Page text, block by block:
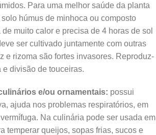
Para uma melhor saúde da planta
húmus de minhoca ou composto
muito calor e precisa de 4 horas de sol
ser cultivado juntamente com outras
e rizoma são fortes invasores. Reproduz-
e divisão de touceiras.
e/ou ornamentais: possui
ajuda nos problemas respiratórios, em
Na culinária pode ser usada em
temperar queijos, sopas frias, sucos e